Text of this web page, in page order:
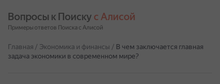
Вопросы к Поиску с Алисой
Примеры ответов Поиска с Алисой
Главная / Экономика и финансы / В чем заключается главная
задача экономики в современном мире?